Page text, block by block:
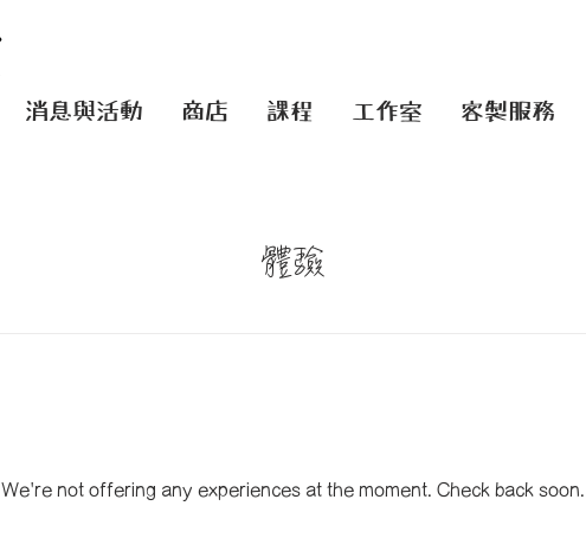
消息與活動 商店 課程 工作室 客製服務
體驗
We're not offering any experiences at the moment. Check back soon.